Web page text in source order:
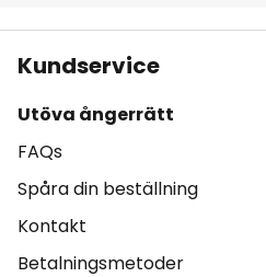
Kundservice
Utöva ångerrätt
FAQs
Spåra din beställning
Kontakt
Betalningsmetoder